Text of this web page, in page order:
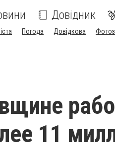
Довідник
Погода Довідкова
11